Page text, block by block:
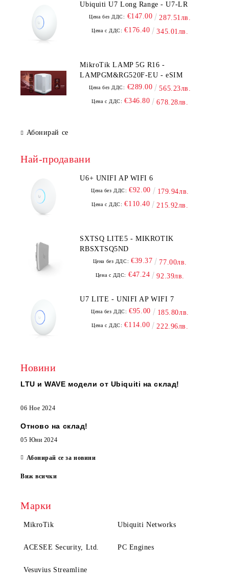
Ubiquiti U7 Long Range - U7-LR
Цена без ДДС: €147.00 287.51лв.
Цена с ДДС: €176.40 345.01лв.
MikroTik LAMP 5G R16 -
LAMPGM&RG520F-EU - eSIM
Цена без ДДС: €289.00 565.23лв.
Цена с ДДС: €346.80 678.28лв.
Абонирай се
Най-продавани
U6+ UNIFI AP WIFI 6
Цена без ДДС: €92.00 179.94лв.
Цена с ДДС: €110.40 215.92лв.
SXTSQ LITE5 - MIKROTIK
RBSXTSQ5ND
Цена без ДДС: €39.37 77.00лв.
Цена с ДДС: €47.24 92.39лв.
U7 LITE - UNIFI AP WIFI 7
Цена без ДДС: €95.00 185.80лв.
Цена с ДДС: €114.00 222.96лв.
Новини
LTU и WAVE модели от Ubiquiti на склад!
06 Ное 2024
Отново на склад!
05 Юни 2024
Абонирай се за новини
Виж всички
Марки
MikroTik Ubiquiti Networks
ACESEE Security, Ltd. PC Engines
Vesuvius Streamline